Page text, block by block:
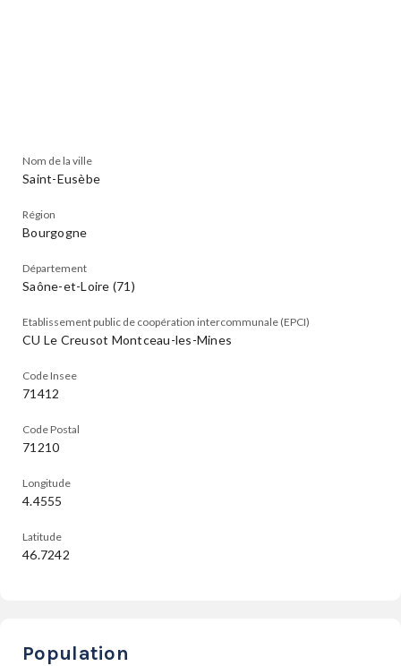
Nom de la ville
Saint-Eusèbe
Région
Bourgogne
Département
Saône-et-Loire (71)
Etablissement public de coopération intercommunale (EPCI)
CU Le Creusot Montceau-les-Mines
Code Insee
71412
Code Postal
71210
Longitude
4.4555
Latitude
46.7242
Population